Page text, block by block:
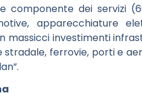
componente dei servizi
apparecchiature
massicci investimenti
ferrovie, porti e